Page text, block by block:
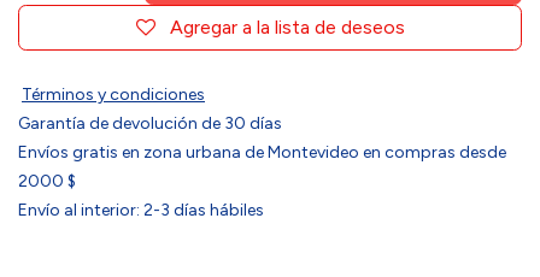
Agregar a la lista de deseos
Términos y condiciones
Garantía de devolución de 30 días
Envíos gratis en zona urbana de Montevideo en compras desde
2000 $
Envío al interior: 2-3 días hábiles